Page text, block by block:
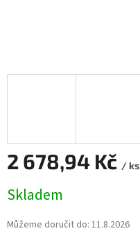
2 678,94 Kč / ks
cena:
Skladem
Můžeme doručit do: 11.8.2026